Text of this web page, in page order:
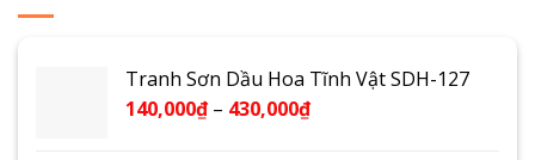
Tranh Sơn Dầu Hoa Tĩnh Vật SDH-127
140,000₫ – 430,000₫